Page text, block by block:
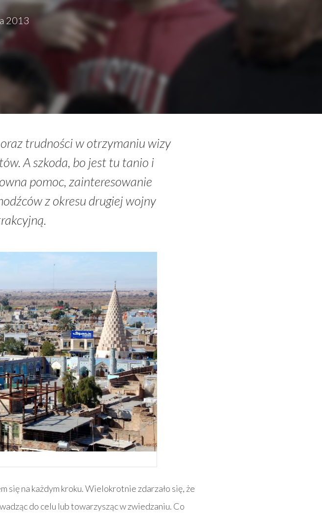
2013
trudności w otrzymaniu wizy
A szkoda, bo jest tu tanio i
pomoc, zainteresowanie
z okresu drugiej wojny
się na każdym kroku. Wielokrotnie zdarzało się, że
do celu lub towarzysząc w zwiedzaniu. Co